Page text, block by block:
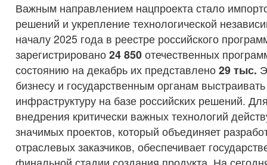
Важным направлением нацпроекта стало
решений и укрепление технологической
началу 2025 года в реестре российского
зарегистрировано 24 850 отечественных
состоянию на декабрь их представлено 29 тыс.
бизнесу и государственным органам
инфраструктуру на базе российских решений.
внедрения критически важных технологий
значимых проектов, который объединяет
отраслевых заказчиков, обеспечивает